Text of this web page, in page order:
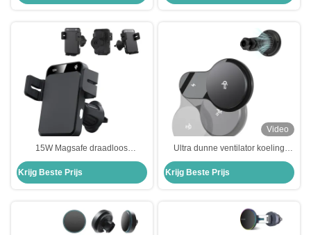
aanpassingsklemarm
15W Magsafe draadloos
autolader met drieweg
automatische
aanpassingsklemarm
Krijg Beste Prijs
Video
Ultra dunne ventilator koeling
Magsafe draadloos autolader Q2
aanpasbaar
Krijg Beste Prijs